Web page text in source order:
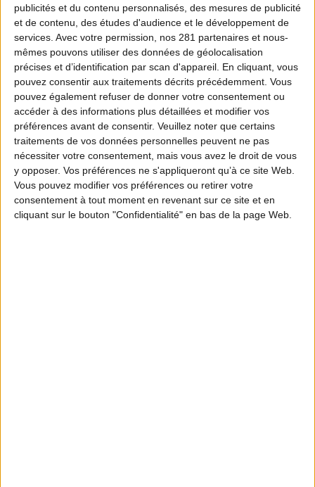
publicités et du contenu personnalisés, des mesures de publicité
et de contenu, des études d'audience et le développement de
services. Avec votre permission, nos 281 partenaires et nous-
mêmes pouvons utiliser des données de géolocalisation
précises et d’identification par scan d'appareil. En cliquant, vous
pouvez consentir aux traitements décrits précédemment. Vous
pouvez également refuser de donner votre consentement ou
accéder à des informations plus détaillées et modifier vos
préférences avant de consentir. Veuillez noter que certains
traitements de vos données personnelles peuvent ne pas
nécessiter votre consentement, mais vous avez le droit de vous
y opposer. Vos préférences ne s'appliqueront qu’à ce site Web.
Vous pouvez modifier vos préférences ou retirer votre
consentement à tout moment en revenant sur ce site et en
cliquant sur le bouton "Confidentialité" en bas de la page Web.